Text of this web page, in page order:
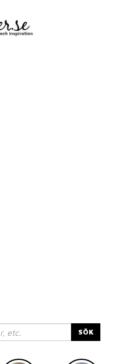
SÖK